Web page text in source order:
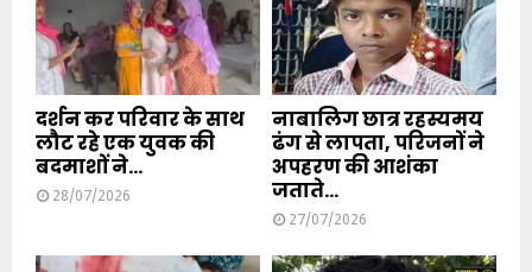
दर्शन कर परिवार के साथ
लौट रहे एक युवक की
बदमाशों ने...
28/07/2026
नाबालिग छात्र रहस्यमय
ढंग से लापता, परिजनों ने
अपहरण की आशंका
जताते...
27/07/2026